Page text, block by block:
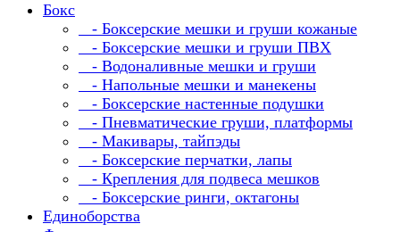
Бокс
- Боксерские мешки и груши кожаные
- Боксерские мешки и груши ПВХ
- Водоналивные мешки и груши
- Напольные мешки и манекены
- Боксерские настенные подушки
- Пневматические груши, платформы
- Макивары, тайпэды
- Боксерские перчатки, лапы
- Крепления для подвеса мешков
- Боксерские ринги, октагоны
Единоборства